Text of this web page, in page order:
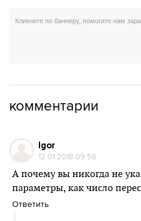
комментарии
Igor
12.01.2018 09:56
А почему вы никогда не
параметры, как число
Ответить